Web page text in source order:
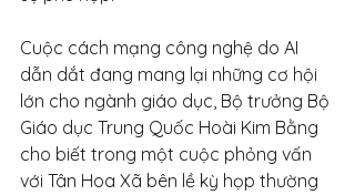
Cuộc cách mạng công nghệ do AI
dẫn dắt đang mang lại những cơ hội
lớn cho ngành giáo dục, Bộ trưởng Bộ
Giáo dục Trung Quốc Hoài Kim Bằng
cho biết trong một cuộc phỏng vấn
với Tân Hoa Xã bên lề kỳ họp thường